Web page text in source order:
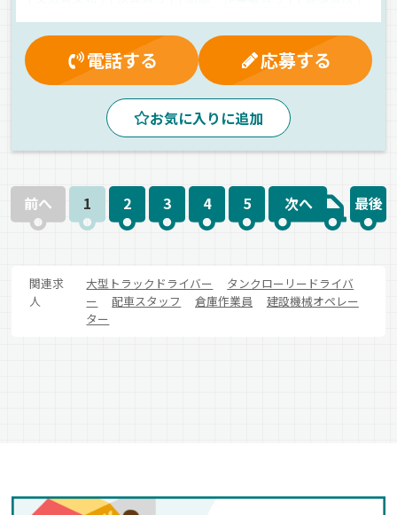
有給休暇
残業手当 労災保険 厚生年金
昇給
マイカー通勤可
賞与 昼
手積み
バックアイモニター装備
ドライブレコーダー
地場
ETC搭載 カゴ車輸送
スーパー配送
中距離 紙 日用品
ウィング車
正社員
電話する 応募する
お気に入りに追加
前へ 1 2 3 4 5 次へ 最後
関連求
人
大型トラックドライバー
タンクローリードライバ
ー
配車スタッフ 倉庫作業員
建設機械オペレー
ター